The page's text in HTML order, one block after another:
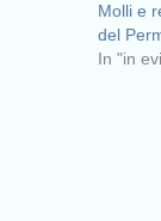
Molli e
del
In "in